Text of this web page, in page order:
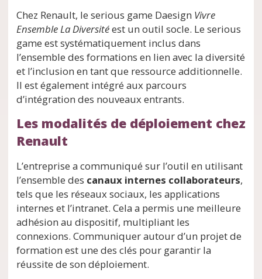
Chez Renault, le serious game Daesign Vivre
Ensemble La Diversitéest un outil socle. Le serious
game est systématiquement inclus dans
l’ensemble des formations en lien avec la diversité
et l’inclusion en tant que ressource additionnelle.
Il est également intégré aux parcours
d’intégration des nouveaux entrants.
Les modalités de déploiement chez
Renault
L’entreprise a communiqué sur l’outil en utilisant
l’ensemble des canaux internes collaborateurs,
tels que les réseaux sociaux, les applications
internes et l’intranet. Cela a permis une meilleure
adhésion au dispositif, multipliant les
connexions. Communiquer autour d’un projet de
formation est une des clés pour garantir la
réussite de son déploiement.